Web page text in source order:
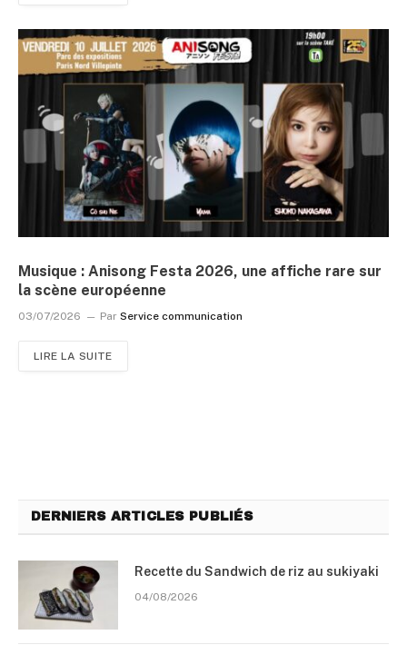
Musique : Anisong Festa 2026, une affiche rare sur
la scène européenne
03/07/2026 Par Service communication
LIRE LA SUITE
DERNIERS ARTICLES PUBLIÉS
Recette du Sandwich de riz au sukiyaki
04/08/2026